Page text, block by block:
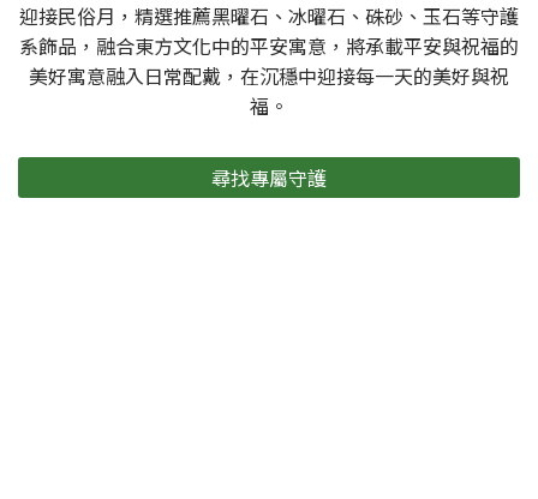
迎接民俗月，精選推薦黑曜石、冰曜石、硃砂、玉石等守護
系飾品，融合東方文化中的平安寓意，將承載平安與祝福的
美好寓意融入日常配戴，在沉穩中迎接每一天的美好與祝
福。
尋找專屬守護